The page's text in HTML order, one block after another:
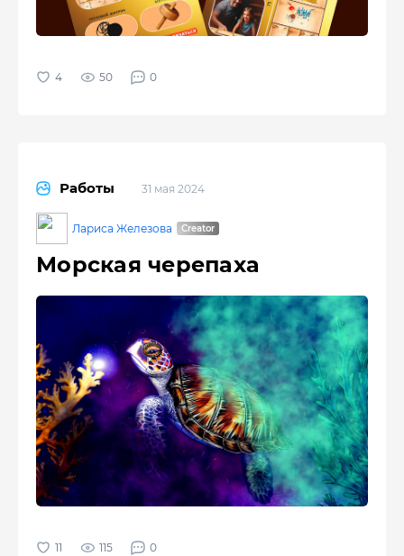
50 0
Работы 31 мая 2024
Лариса Железова
Морская черепаха
115 0